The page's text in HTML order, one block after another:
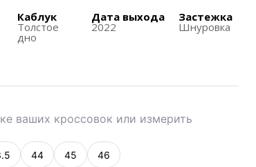
Каблук
Толстое
дно
Дата выхода
2022
Застежка
Шнуровка
ваших кроссовок или измерить
44 45 46